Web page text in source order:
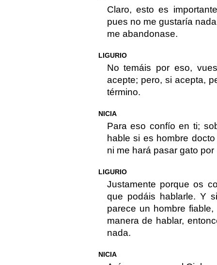
Claro, esto es
pues no me gustaría
me abandonase.
LIGURIO
No temáis por eso,
acepte; pero, si acepta,
término.
NICIA
Para eso confío en ti;
hable si es hombre
ni me hará pasar gato por
LIGURIO
Justamente porque os
que podáis hablarle. Y
parece un hombre
manera de hablar,
nada.
NICIA